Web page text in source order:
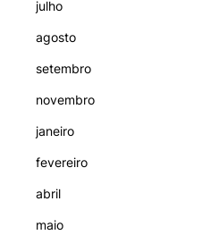
julho
agosto
setembro
novembro
janeiro
fevereiro
abril
maio